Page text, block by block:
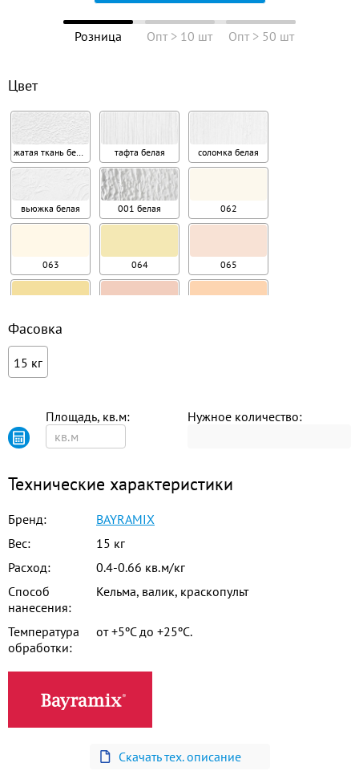
Розница Опт > 10 шт Опт > 50 шт
Цвет
тафта белая соломка белая
вьюжка белая 001 белая 062
063 064 065
069
072
075 076 077
082 083
Фасовка
15 кг
Площадь, кв.м: Нужное количество:
Технические характеристики
Скачать тех. описание
Бренд:
BAYRAMIX
Вес:
15 кг
Расход:
0.4-0.66 кв.м/кг
Способ
нанесения:
Кельма, валик, краскопульт
Температура
обработки:
от +5ºС до +25ºС.